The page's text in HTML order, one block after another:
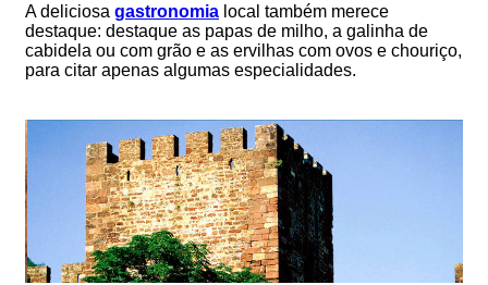
A deliciosa gastronomia local também merece
destaque: destaque as papas de milho, a galinha de
cabidela ou com grão e as ervilhas com ovos e chouriço,
para citar apenas algumas especialidades.